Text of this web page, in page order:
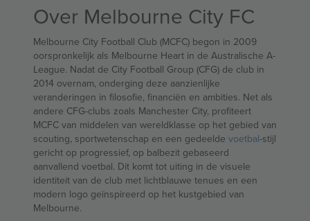
Over Melbourne City FC
Melbourne City Football Club (MCFC) begon in 2009
oorspronkelijk als Melbourne Heart in de Australische A-
League. Nadat de City Football Group (CFG) de club in
2014 overnam, onderging deze aanzienlijke
veranderingen in filosofie, financiën en ambities. Net als
andere CFG-clubs zoals Manchester City, profiteert
MCFC van middelen van wereldklasse op het gebied van
scouting, sportwetenschap en een gedeelde voetbal-stijl
gericht op progressief, op balbezit gebaseerd
aanvallend voetbal. Dit komt tot uiting in de visuele
identiteit van de club met lichtblauwe tenues en een
modern logo geïnspireerd op het kustgebied van
Melbourne.